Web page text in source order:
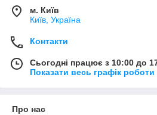
м. Київ
Київ, Україна
Контакти
Сьогодні працює з 10:00 до
Показати весь графік роботи
Про нас